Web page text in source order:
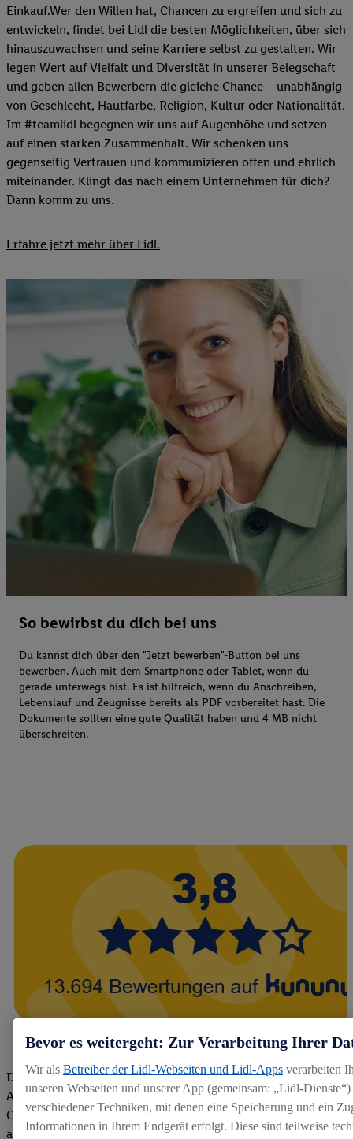
Einkauf.Wer den Willen hat, Chancen zu ergreifen und sich zu
entwickeln, findet bei Lidl die besten Möglichkeiten, über sich
hinauszuwachsen und seine Karriere selbst zu gestalten. Wir
legen Wert auf Vielfalt und Diversität in unserer Belegschaft
und geben allen Bewerbern die gleiche Chance – unabhängig
von Geschlecht, Hautfarbe, Religion, Kultur oder Nationalität.
Im #teamlidl begegnen wir uns auf Augenhöhe und setzen
auf einen starken Zusammenhalt. Wir schenken uns
gegenseitig Vertrauen und kommunizieren offen und ehrlich
miteinander. Klingt das nach einem Unternehmen für dich?
Dann komm zu uns.​
Erfahre jetzt mehr über Lidl.
So bewirbst du dich bei uns
Du kannst dich über den "Jetzt bewerben"-Button bei uns
bewerben. Auch mit dem Smartphone oder Tablet, wenn du
gerade unterwegs bist. Es ist hilfreich, wenn du Anschreiben,
Lebenslauf und Zeugnisse bereits als PDF vorbereitet hast. Die
Dokumente sollten eine gute Qualität haben und 4 MB nicht
überschreiten.
Die Bewertungen von aktuellen und ehemaligen Mitarbeitern,
Azubis und externen Bewerbern haben uns zu einer Top
Company gemacht. Wir freuen uns über unseren guten Score
auf dem Arbeitgeber-Bewertungsportal kununu.Hier geht's zu
Bevor es weitergeht: Zur Verarbeitung Ihrer
Wir als Betreiber der Lidl-Webseiten und Lidl-Apps verarbeiten
unseren Webseiten und unserer App (gemeinsam: „Lidl-
verschiedener Techniken, mit denen eine Speicherung und ein
Informationen in Ihrem Endgerät erfolgt. Diese sind teilweise